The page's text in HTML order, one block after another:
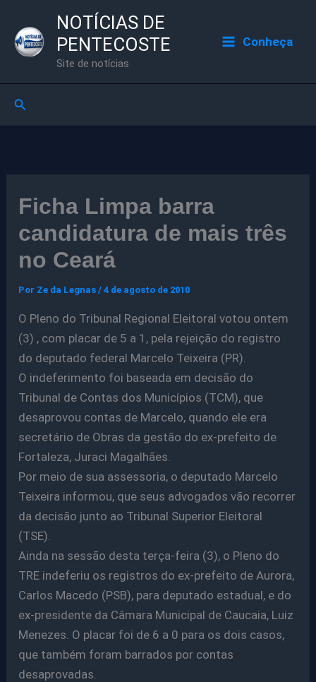
para
NOTÍCIAS DE
PENTECOSTE
Site de notícias
Conheça
Pesquisar
Ficha Limpa barra
candidatura de mais três
no Ceará
Por Ze da Legnas/4 de agosto de 2010
O Pleno do Tribunal Regional Eleitoral votou ontem
(3) , com placar de 5 a 1, pela rejeição do registro
do deputado federal Marcelo Teixeira (PR).
O indeferimento foi baseada em decisão do
Tribunal de Contas dos Municípios (TCM), que
desaprovou contas de Marcelo, quando ele era
secretário de Obras da gestão do ex-prefeito de
Fortaleza, Juraci Magalhães.
Por meio de sua assessoria, o deputado Marcelo
Teixeira informou, que seus advogados vão recorrer
da decisão junto ao Tribunal Superior Eleitoral
(TSE).
Ainda na sessão desta terça-feira (3), o Pleno do
TRE indeferiu os registros do ex-prefeito de Aurora,
Carlos Macedo (PSB), para deputado estadual, e do
ex-presidente da Câmara Municipal de Caucaia, Luiz
Menezes. O placar foi de 6 a 0 para os dois casos,
que também foram barrados por contas
desaprovadas.